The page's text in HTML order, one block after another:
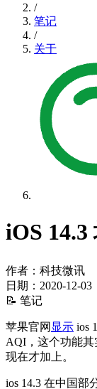
/
笔记
/
关于
iOS
作者：科技微讯
日期： 2020-12-03
📝 笔记
苹果官网 显示 ios
AQI，这个功能
现在才加上。
ios 14.3 在中国部